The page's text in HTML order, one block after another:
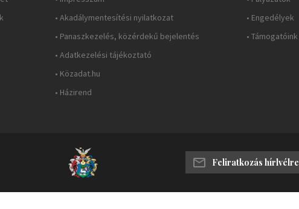
• Akadálymentesítési nyilatkozat
• Panaszkezelés, közérdekű bejelentés
• Adatkezelési tájékoztató
• Közadat.hu
• Házirend
• Engedélyek
• Támogatóink
Feliratkozás hírlvélre